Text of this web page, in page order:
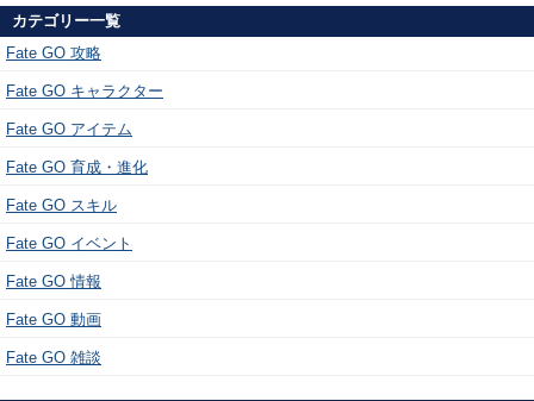
カテゴリー一覧
Fate GO 攻略
Fate GO キャラクター
Fate GO アイテム
Fate GO 育成・進化
Fate GO スキル
Fate GO イベント
Fate GO 情報
Fate GO 動画
Fate GO 雑談